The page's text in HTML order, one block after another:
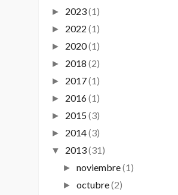
► 2023(1)
► 2022 (1)
► 2020(1)
► 2018 (2)
► 2017(1)
► 2016(1)
► 2015(3)
► 2014(3)
▼ 2013(31)
►noviembre(1)
►octubre(2)